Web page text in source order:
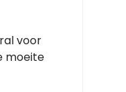
voor
moeite